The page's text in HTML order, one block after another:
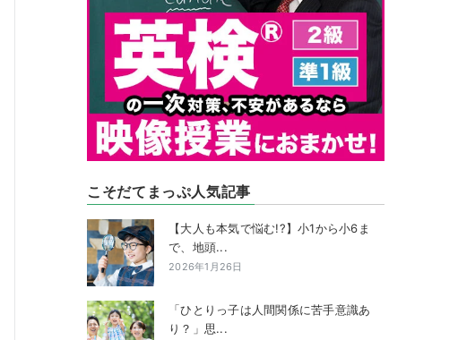
こそだてまっぷ人気記事
【大人も本気で悩む!?】小1から小6ま
で、地頭...
2026年1月26日
「ひとりっ子は人間関係に苦手意識あ
り？」思...